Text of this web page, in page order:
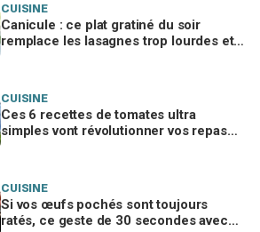
CUISINE
Canicule : ce plat gratiné du soir
remplace les lasagnes trop lourdes et
CUISINE
Ces 6 recettes de tomates ultra
simples vont révolutionner vos repas
CUISINE
Si vos œufs pochés sont toujours
ratés, ce geste de 30 secondes avec